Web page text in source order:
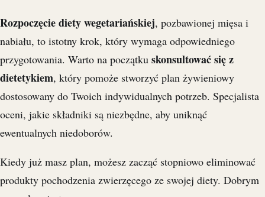
Rozpoczęcie diety wegetariańskiej, pozbawionej mięsa i
nabiału, to istotny krok, który wymaga odpowiedniego
przygotowania. Warto na początku skonsultować się z
dietetykiem, który pomoże stworzyć plan żywieniowy
dostosowany do Twoich indywidualnych potrzeb. Specjalista
oceni, jakie składniki są niezbędne, aby uniknąć
ewentualnych niedoborów.
Kiedy już masz plan, możesz zacząć stopniowo eliminować
produkty pochodzenia zwierzęcego ze swojej diety. Dobrym